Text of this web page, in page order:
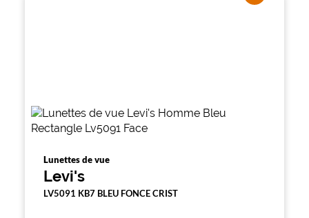
Lunettes de vue
Levi's
LV5091 KB7 BLEU FONCE CRIST